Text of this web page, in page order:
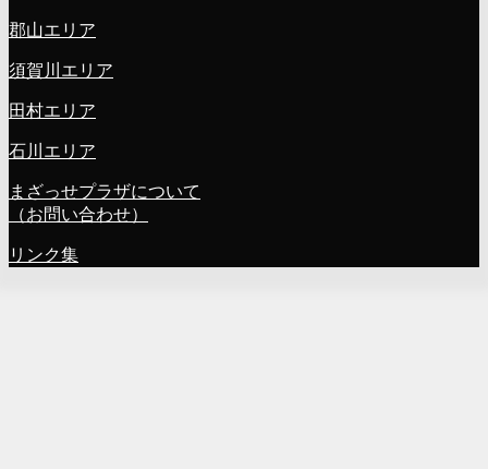
郡山エリア
須賀川エリア
田村エリア
石川エリア
まざっせプラザについて
（お問い合わせ）
リンク集